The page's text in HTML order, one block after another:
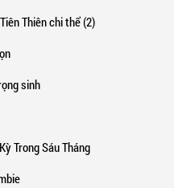
Thiên chi thể (2)
sinh
Trong Sáu Tháng